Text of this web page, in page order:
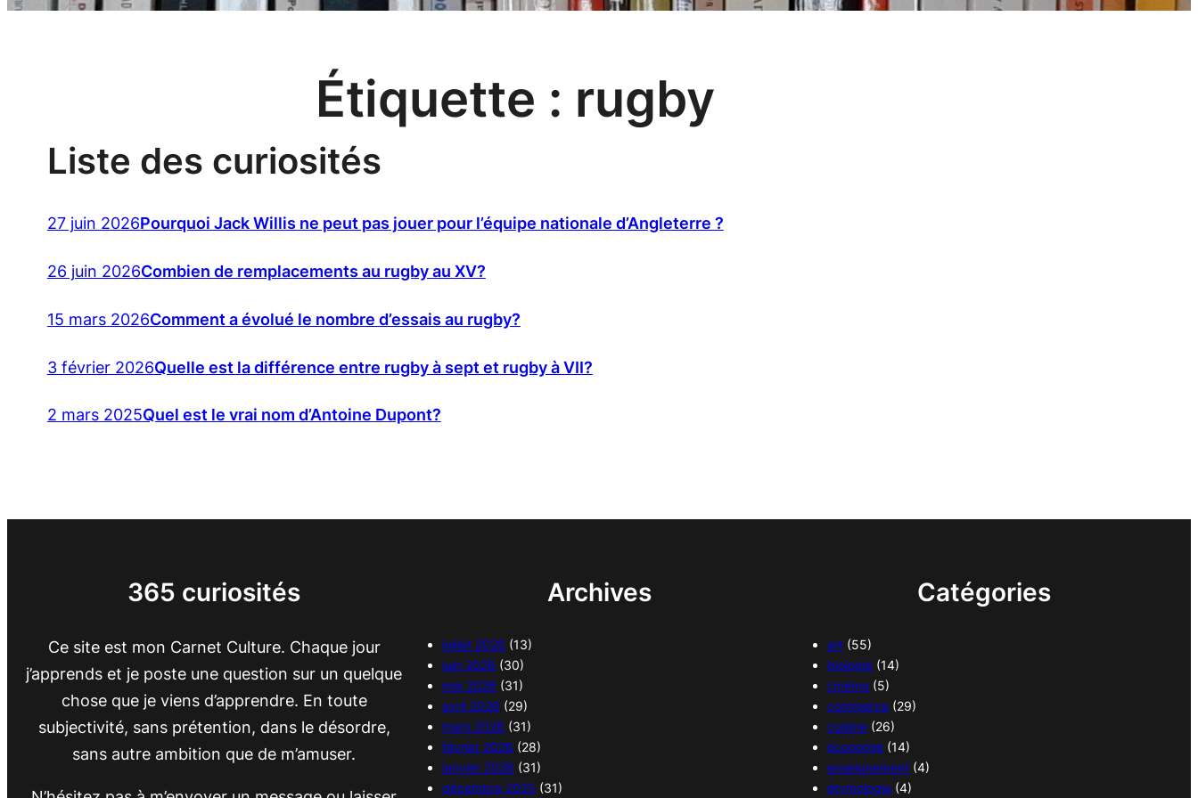
Étiquette : rugby
Liste des curiosités
27 juin 2026Pourquoi Jack Willis ne peut pas jouer pour l’équipe nationale d’Angleterre ?
26 juin 2026Combien de remplacements au rugby au XV?
15 mars 2026Comment a évolué le nombre d’essais au rugby?
3 février 2026Quelle est la différence entre rugby à sept et rugby à VII?
2 mars 2025Quel est le vrai nom d’Antoine Dupont?
365 curiosités
Ce site est mon Carnet Culture. Chaque jour
j’apprends et je poste une question sur un quelque
chose que je viens d’apprendre. En toute
subjectivité, sans prétention, dans le désordre,
sans autre ambition que de m’amuser.
Archives
juillet 2026 (13)
juin 2026 (30)
mai 2026 (31)
avril 2026 (29)
mars 2026 (31)
février 2026 (28)
janvier 2026 (31)
décembre 2025 (31)
Catégories
art (55)
biologie (14)
cinéma (5)
commerce (29)
cuisine (26)
économie (14)
enseignement (4)
étymologie (4)